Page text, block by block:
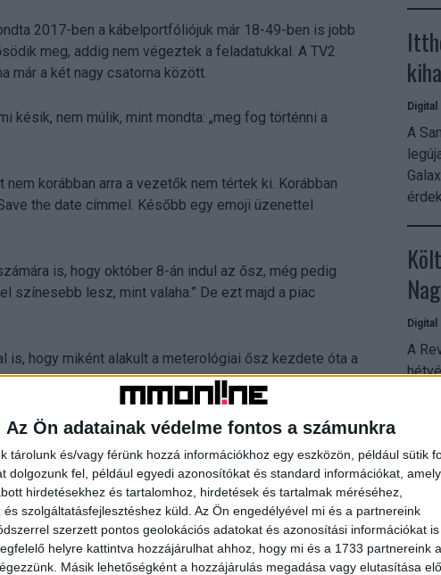
Az Ön adatainak védelme fontos a számunkra
tárolunk és/vagy férünk hozzá információkhoz egy eszközön, például sütik
dolgozunk fel, például egyedi azonosítókat és standard információkat,
hirdetésekhez és tartalomhoz, hirdetések és tartalmak méréséhez,
szolgáltatásfejlesztéshez küld. Az Ön engedélyével mi és a partnereink
szerzett pontos geolokációs adatokat és azonosítási információkat is
helyre kattintva hozzájárulhat ahhoz, hogy mi és a 1733 partnereink
Másik lehetőségként a hozzájárulás megadása vagy elutasítása
2017-ben a kábelportfóliójuk már 18-49-ben is jobb
meg, addig nem végeztek a feladatukkal. A TV2
már a két nagy csatorna között.
késik, nem múlik, mint mondta: „meg fog történni a
korábban arra a vezetők nem tértek ki. Korábban
the date címmel. Később egy emoji üzenettel
is, hogy október 8-án indul az ősz, még pedig
színesebb lesz, mint valaha.” De ezt majd a piac
is, hogy miként alakult a meterológiai ősz kezdete óta a
TV2 Csoport
A
A